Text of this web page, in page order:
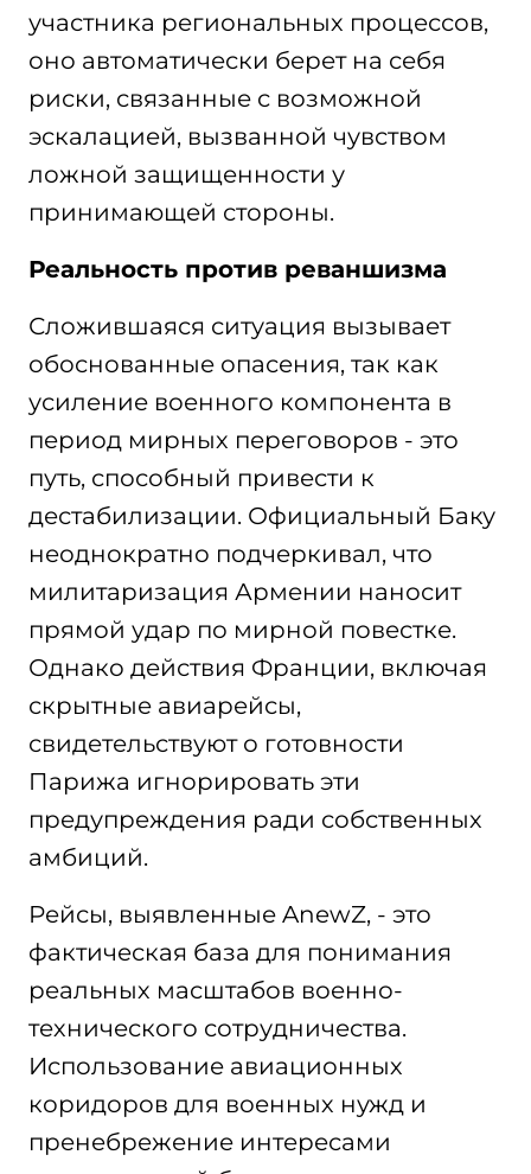
участника региональных процессов,
оно автоматически берет на себя
риски, связанные с возможной
эскалацией, вызванной чувством
ложной защищенности у
принимающей стороны.
Реальность против реваншизма
Сложившаяся ситуация вызывает
обоснованные опасения, так как
усиление военного компонента в
период мирных переговоров - это
путь, способный привести к
дестабилизации. Официальный Баку
неоднократно подчеркивал, что
милитаризация Армении наносит
прямой удар по мирной повестке.
Однако действия Франции, включая
скрытные авиарейсы,
свидетельствуют о готовности
Парижа игнорировать эти
предупреждения ради собственных
амбиций.
Рейсы, выявленные AnewZ, - это
фактическая база для понимания
реальных масштабов военно-
технического сотрудничества.
Использование авиационных
коридоров для военных нужд и
пренебрежение интересами